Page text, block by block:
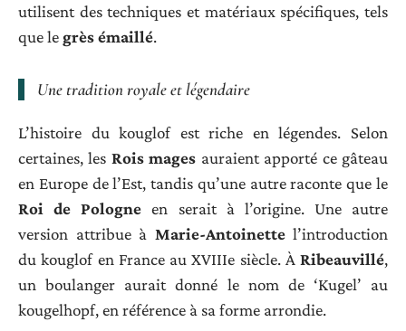
utilisent des techniques et matériaux spécifiques, tels
que legrès émaillé.
Une tradition royale et légendaire
L’histoire du kouglof est riche en légendes. Selon
certaines, les Rois mages auraient apporté ce gâteau
en Europe de l’Est, tandis qu’une autre raconte que le
Roi de Pologne en serait à l’origine. Une autre
version attribue à Marie-Antoinettel’introduction
du kouglof en France au XVIIIe siècle. À Ribeauvillé,
un boulanger aurait donné le nom de ‘Kugel’ au
kougelhopf, en référence à sa forme arrondie.